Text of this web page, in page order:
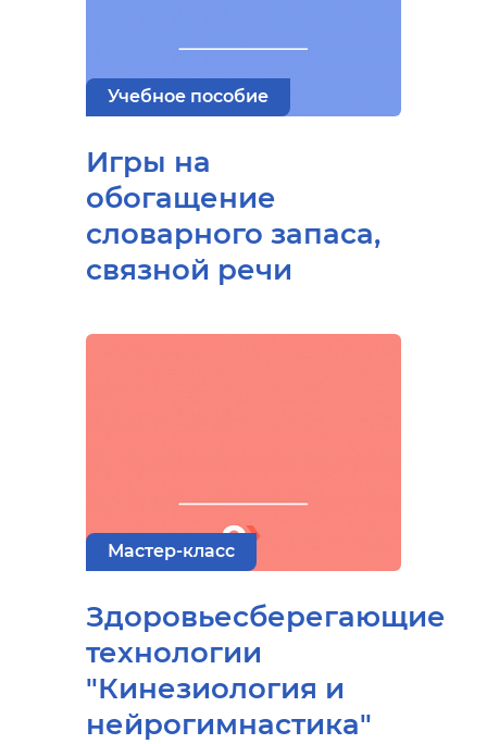
Учебное пособие
Игры на
обогащение
словарного запаса,
связной речи
Мастер-класс
Здоровьесберегающие
технологии
"Кинезиология и
нейрогимнастика"